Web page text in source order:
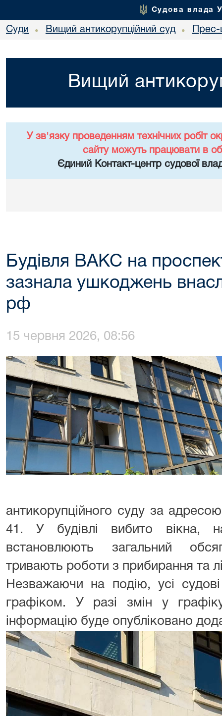
Судова влада
Суди • Вищий антикорупційний суд •
Вищий
У зв'язку проведенням технічних робіт
сайту можуть працювати в
Єдиний Контакт-центр судової
Будівля ВАКС на
зазнала ушкоджень
рф
15 червня 2026, 08:56
антикорупційного суду за
41. У будівлі вибито вікна,
встановлюють загальний
тривають роботи з прибирання та
Незважаючи на подію, усі судові
графіком. У разі змін у
інформацію буде опубліковано